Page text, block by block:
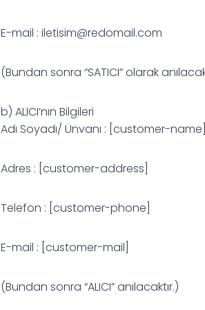
E-mail : iletisim@redomail.com
(Bundan sonra “SATICI” olarak
b) ALICI’nın Bilgileri
Adı Soyadı/ Ünvanı : [customer-name]
Adres : [customer-address]
Telefon : [customer-phone]
E-mail : [customer-mail]
(Bundan sonra “ALICI” anılacaktır.)